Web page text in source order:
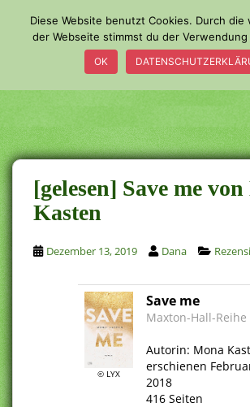
m
a
i
n
c
o
n
t
e
n
t
[gelesen] Save me
Kasten
Dezember 13, 2019 Dana
© LYX
Save me
Maxton-Hall-Reihe
Autorin: Mona
erschienen
2018
416 Seiten
Diese Website benutzt Cookies. Durch
der Webseite stimmst du der
OK